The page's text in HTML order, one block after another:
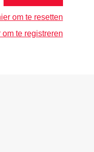
om te resetten
om te registreren